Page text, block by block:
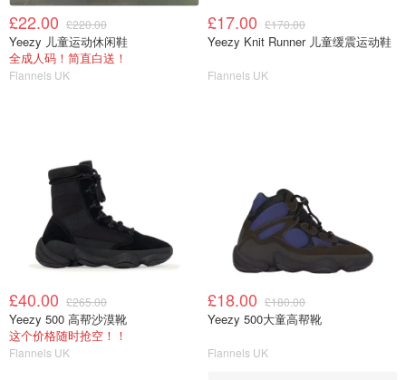
£22.00 £220.00
Yeezy 儿童运动休闲鞋
全成人码！简直白送！
Flannels UK
£17.00 £170.00
Yeezy Knit Runner 儿童缓震运动鞋
Flannels UK
£40.00 £265.00
Yeezy 500 高帮沙漠靴
这个价格随时抢空！！
Flannels UK
£18.00 £180.00
Yeezy 500大童高帮靴
Flannels UK